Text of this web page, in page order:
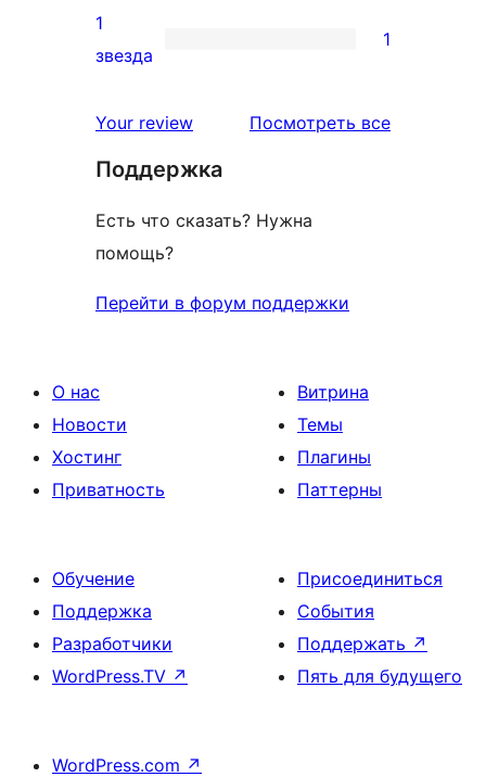
отзыв
2-
звездный
1
звездный
1
звезда
1
Your review Посмотреть всеотзывы
Поддержка
Есть что сказать? Нужна
помощь?
Перейти в форум поддержки
О нас
Новости
Хостинг
Приватность
Витрина
Темы
Плагины
Паттерны
Обучение
Поддержка
Разработчики
WordPress.TV ↗
Присоединиться
События
Поддержать ↗
Пять для будущего
WordPress.com ↗